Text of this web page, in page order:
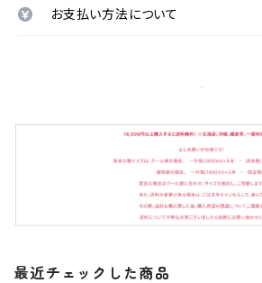
お支払い方法について
最近チェックした商品